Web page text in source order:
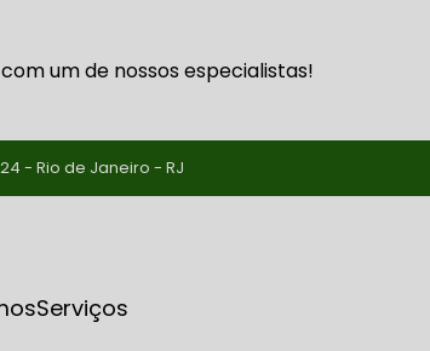
um de nossos especialistas!
- Rio de Janeiro - RJ
serviços